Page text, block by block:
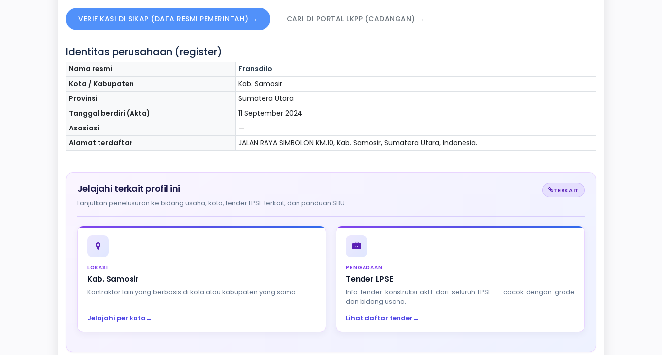
VERIFIKASI DI SIKAP (DATA RESMI PEMERINTAH) → CARI DI PORTAL LKPP (CADANGAN) →
Identitas perusahaan (register)
Nama resmi
Fransdilo
Kota / Kabupaten
Kab. Samosir
Provinsi
Sumatera Utara
Tanggal berdiri (Akta)
11 September 2024
Asosiasi
—
Alamat terdaftar
JALAN RAYA SIMBOLON KM.10, Kab. Samosir, Sumatera Utara, Indonesia.
Jelajahi terkait profil ini
Lanjutkan penelusuran ke bidang usaha, kota, tender LPSE terkait, dan panduan SBU.
TERKAIT
LOKASI
Kab. Samosir
Kontraktor lain yang berbasis di kota atau kabupaten yang sama.
Jelajahi per kota→
PENGADAAN
Tender LPSE
Info tender konstruksi aktif dari seluruh LPSE — cocok dengan grade
dan bidang usaha.
Lihat daftar tender→